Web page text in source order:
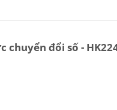
chuyển đổi số -